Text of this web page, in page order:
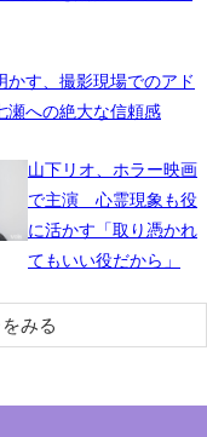
かす、撮影現場でのアド
瀬への絶大な信頼感
山下リオ、ホラー映画
で主演 心霊現象も役
に活かす「取り憑かれ
てもいい役だから」
みる